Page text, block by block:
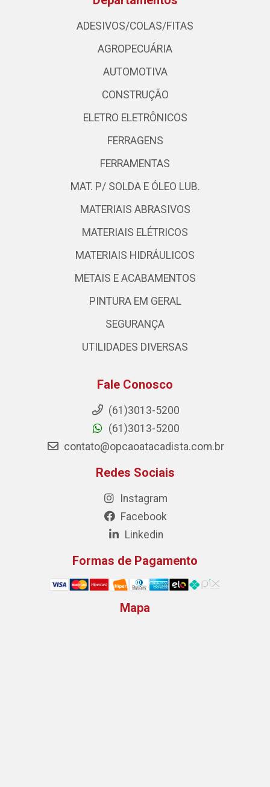
ADESIVOS/COLAS/FITAS
AGROPECUÁRIA
AUTOMOTIVA
CONSTRUÇÃO
ELETRO ELETRÔNICOS
FERRAGENS
FERRAMENTAS
MAT. P/ SOLDA E ÓLEO LUB.
MATERIAIS ABRASIVOS
MATERIAIS ELÉTRICOS
MATERIAIS HIDRÁULICOS
METAIS E ACABAMENTOS
PINTURA EM GERAL
SEGURANÇA
UTILIDADES DIVERSAS
Fale Conosco
(61)3013-5200
(61)3013-5200
contato@opcaoatacadista.com.br
Redes Sociais
Instagram
Facebook
Linkedin
Formas de Pagamento
Mapa